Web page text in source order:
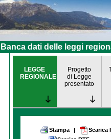
Banca dati delle leggi
LEGGE
REGIONALE
Progetto
di Legge
presentato
Stampa |
Scarica